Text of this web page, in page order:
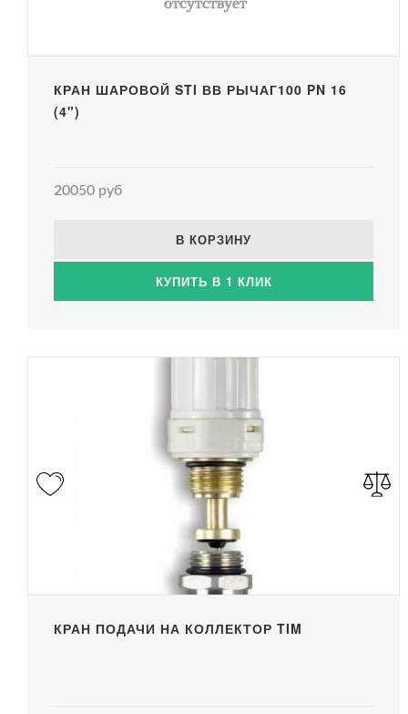
КРАН ШАРОВОЙ STI ВВ РЫЧАГ100 PN 16
(4")
20050 руб
В КОРЗИНУ
КУПИТЬ В 1 КЛИК
КРАН ПОДАЧИ НА КОЛЛЕКТОР TIM